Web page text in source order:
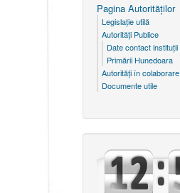
Pagina Autorităţilor
Legislaţie utilă
Autorităţi Publice
Date contact instituţii
Primării Hunedoara
Autorităţi în colaborare
Documente utile